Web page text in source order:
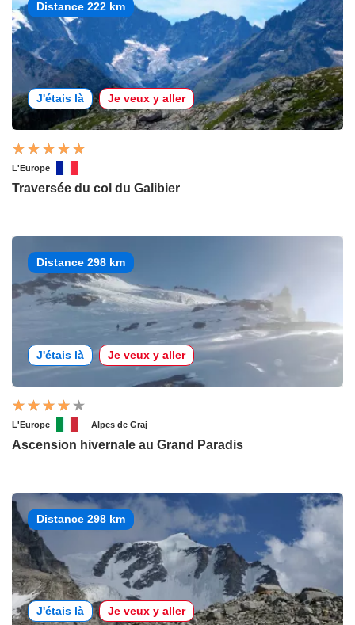
Distance 222 km
J'étais là Je veux y aller
L'Europe
Traversée du col du Galibier
Distance 298 km
J'étais là Je veux y aller
L'Europe Alpes de Graj
Ascension hivernale au Grand Paradis
Distance 298 km
J'étais là Je veux y aller